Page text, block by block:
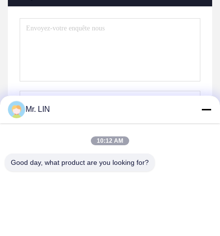
Envoyez
Mr. LIN
10:12 AM
Good day, what product are you looking for?